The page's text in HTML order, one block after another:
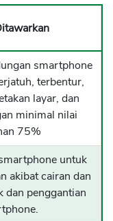
smartphone
terbentur,
layar, dan
minimal nilai
75%
untuk
akibat cairan dan
dan penggantian